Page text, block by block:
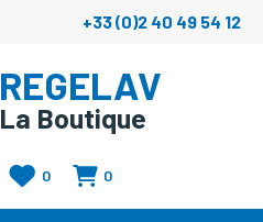
+33 (0)2 40 49 54 12
REGELAV
La Boutique
0 0